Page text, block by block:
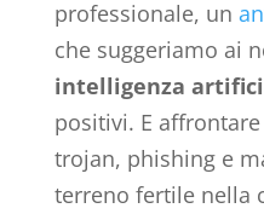
professionale, un
che suggeriamo ai
intelligenza
positivi. E
trojan, phishing e
terreno fertile nella